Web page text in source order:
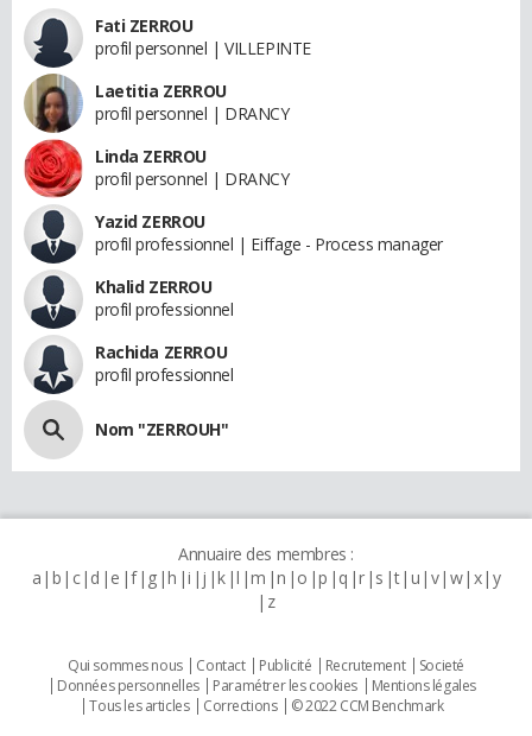
Fati ZERROU
profil personnel | VILLEPINTE
Laetitia ZERROU
profil personnel | DRANCY
Linda ZERROU
profil personnel | DRANCY
Yazid ZERROU
profil professionnel | Eiffage - Process manager
Khalid ZERROU
profil professionnel
Rachida ZERROU
profil professionnel
Nom "ZERROUH"
Annuaire des membres :
a b c d e f g h i j k l m n o p q r s t u v w x y
z
Qui sommes nous Contact Publicité Recrutement
Societé
Données personnelles
Paramétrer les cookies
Mentions légales
Tous les articles
Corrections © 2022 CCM Benchmark